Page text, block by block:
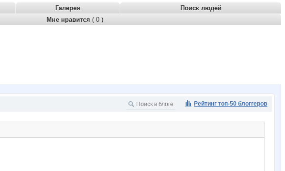
Галерея
Поиск людей
Мне нравится ( 0 )
Рейтинг топ-50 блоггеров